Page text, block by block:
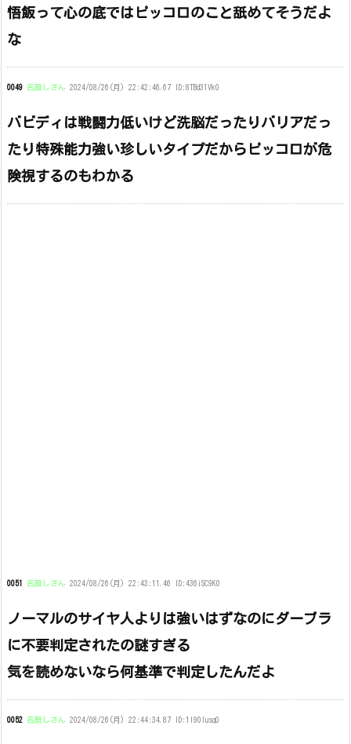
悟飯って心の底ではピッコロのこと舐めてそうだよ
な
0049 名無しさん 2024/08/26(月) 22:42:46.67 ID:8TBd31Vk0
バビディは戦闘力低いけど洗脳だったりバリアだっ
たり特殊能力強い珍しいタイプだからピッコロが危
険視するのもわかる
0051 名無しさん 2024/08/26(月) 22:43:11.46 ID:436iSC9K0
ノーマルのサイヤ人よりは強いはずなのにダーブラ
に不要判定されたの謎すぎる
気を読めないなら何基準で判定したんだよ
0052 名無しさん 2024/08/26(月) 22:44:34.87 ID:1l90lusq0